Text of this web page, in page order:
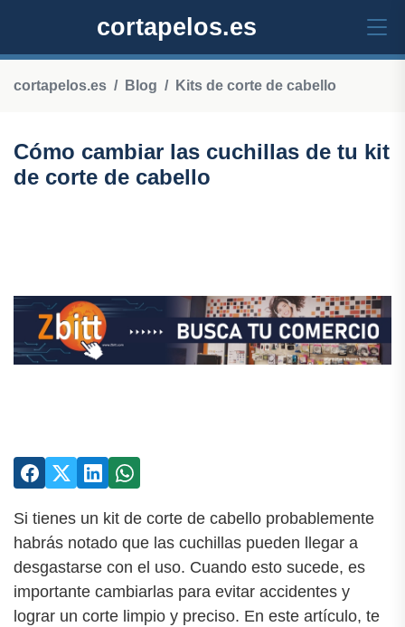
cortapelos.es
cortapelos.es Blog Kits de corte de cabello
Cómo cambiar las cuchillas de tu kit
de corte de cabello
Si tienes un kit de corte de cabello probablemente
habrás notado que las cuchillas pueden llegar a
desgastarse con el uso. Cuando esto sucede, es
importante cambiarlas para evitar accidentes y
lograr un corte limpio y preciso. En este artículo, te